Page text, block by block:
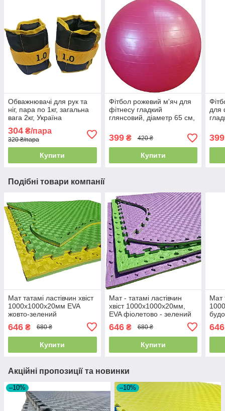
Обважнювачі для рук та
ніг, пара по 1кг, загальна
вага 2кг, Україна
304 ₴/пара
320 ₴/пара
Купити
Фітбол рожевий м'яч для
фітнесу гладкий
глянсовий, діаметр 65 см,
антирозрив, BS
399₴ 420 ₴
Купити
для
399
Подібні товари компанії
Мат татамі ластівчин хвіст
1000х1000х20мм EVA
жовто-зелений
646 ₴ 680 ₴
Купити
Мат - татамі ластівчин
хвіст 1000х1000х20мм,
EVA фіолетово - зелений
646₴ 680 ₴
Купити
Мат
646
Акційні пропозиції та новинки
–10% –10%